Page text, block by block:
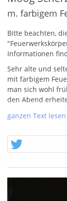
m. farbigem
Bitte beachten,
Informationen
Sehr alte und
mit farbigem
man sich wohl
den Abend
Korken auf eine
Achtung, der
Schachtel gibt es
Einigung.
ganzen Text lesen